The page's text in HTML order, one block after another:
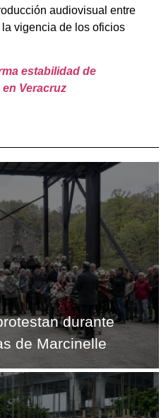
audiovisual entre
vigencia de los oficios
estabilidad de
Veracruz
durante
de Marcinelle